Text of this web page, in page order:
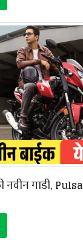
गाडी,